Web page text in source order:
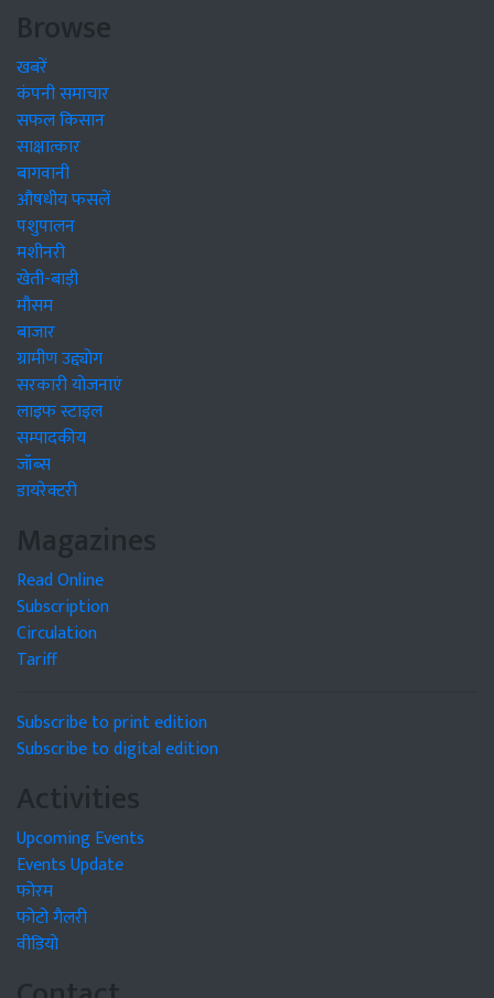
Browse
खबरें
कंपनी समाचार
सफल किसान
साक्षात्कार
बागवानी
औषधीय फसलें
पशुपालन
मशीनरी
खेती-बाड़ी
मौसम
बाजार
ग्रामीण उद्द्योग
सरकारी योजनाएं
लाइफ स्टाइल
सम्पादकीय
जॉब्स
डायरेक्टरी
Magazines
Read Online
Subscription
Circulation
Tariff
Subscribe to print edition
Subscribe to digital edition
Activities
Upcoming Events
Events Update
फोरम
फोटो गैलरी
वीडियो